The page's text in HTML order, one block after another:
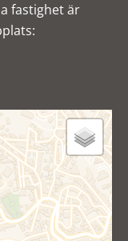
fastighet är